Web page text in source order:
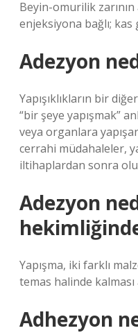
Beyin-omurilik
enjeksiyona bağlı; kas
Adezyon
Yapışıklıkların bir
“bir şeye yapışmak”
veya organlara
cerrahi müdahaleler,
iltihaplardan sonra
Adezyon
Yapışma, iki farklı
temas halinde kalması
Adhezyon